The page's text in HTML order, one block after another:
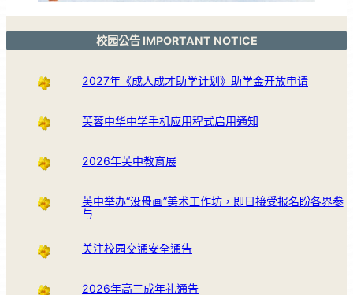
校园公告 IMPORTANT NOTICE
2027年《成人成才助学计划》助学金开放申请
芙蓉中华中学手机应用程式启用通知
2026年芙中教育展
芙中举办“没骨画”美术工作坊，即日接受报名盼各界参
与
关注校园交通安全通告
2026年高三成年礼通告